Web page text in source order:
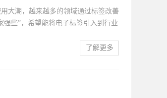
大潮，越来越多的领域通过标签改善
强些”，希望能将电子标签引入到行业
作管理，以此来更方便管理好所有员
签在读书馆内因为书籍资料较多为了
了解更多